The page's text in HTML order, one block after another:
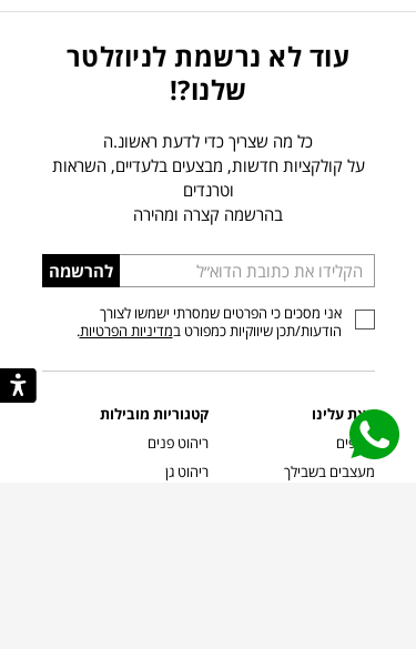
עוד לא נרשמת לניוזלטר
שלנו?!
כל מה שצריך כדי לדעת ראשונ.ה
על קולקציות חדשות, מבצעים בלעדיים, השראות
וטרנדים
בהרשמה קצרה ומהירה
הכניסו
כתובת
דוא”ל
להרשמה
אני מסכים כי הפרטים שמסרתי ישמשו לצורך
הודעות/תכן שיווקיות כמפורט במדיניות הפרטיות.
קצת עלינו
סניפים
מעצבים בשבילך
קטגוריות מובילות
ריהוט פנים
ריהוט גן